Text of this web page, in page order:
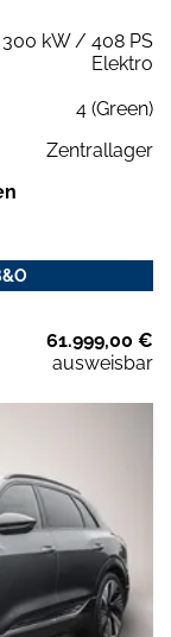
300 kW / 408 PS
Elektro
4 (Green)
Zentrallager
61.999,00 €
ausweisbar